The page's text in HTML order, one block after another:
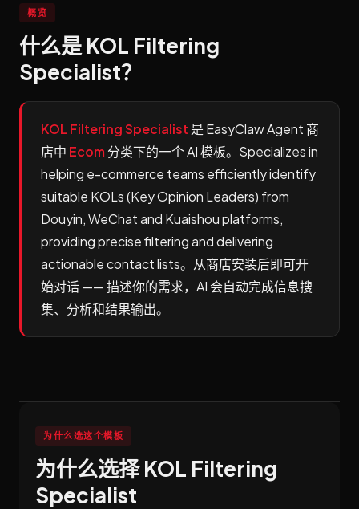
概览
什么是 KOL Filtering
Specialist？
KOL Filtering Specialist 是 EasyClaw Agent 商
店中 Ecom分类下的一个 AI 模板。Specializes in
helping e-commerce teams efficiently identify
suitable KOLs (Key Opinion Leaders) from
Douyin, WeChat and Kuaishou platforms,
providing precise filtering and delivering
actionable contact lists。从商店安装后即可开
始对话 —— 描述你的需求，AI 会自动完成信息搜
集、分析和结果输出。
为什么选这个模板
为什么选择 KOL Filtering
Specialist